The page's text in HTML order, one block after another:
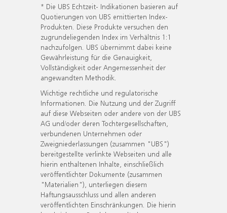
* Die UBS Echtzeit- Indikationen basieren auf
Quotierungen von UBS emittierten Index-
Produkten. Diese Produkte versuchen den
zugrundeliegenden Index im Verhältnis 1:1
nachzufolgen. UBS übernimmt dabei keine
Gewährleistung für die Genauigkeit,
Vollständigkeit oder Angemessenheit der
angewandten Methodik.
Wichtige rechtliche und regulatorische
Informationen. Die Nutzung und der Zugriff
auf diese Webseiten oder andere von der UBS
AG und/oder deren Tochtergesellschaften,
verbundenen Unternehmen oder
Zweigniederlassungen (zusammen "UBS")
bereitgestellte verlinkte Webseiten und alle
hierin enthaltenen Inhalte, einschließlich
veröffentlichter Dokumente (zusammen
"Materialien"), unterliegen diesem
Haftungsausschluss und allen anderen
veröffentlichten Einschränkungen. Die hierin